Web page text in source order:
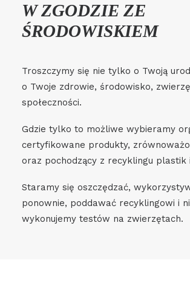
W ZGODZIE ZE
ŚRODOWISKIEM
Troszczymy się nie tylko o Twoją
o Twoje zdrowie, środowisko,
społeczności.
Gdzie tylko to możliwe wybieramy
certyfikowane produkty,
oraz pochodzący z recyklingu plastik
Staramy się oszczędzać,
ponownie, poddawać recyklingowi i
wykonujemy testów na zwierzętach.